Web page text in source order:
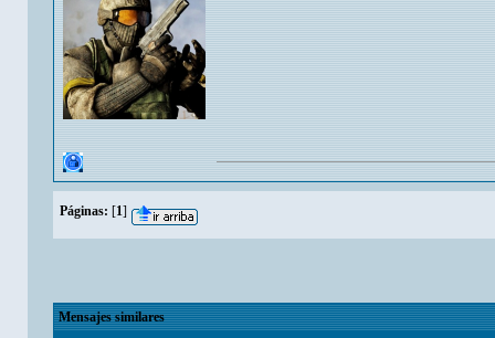
Páginas: [1]
Mensajes similares